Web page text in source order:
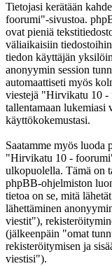
Tietojasi kerätään
foorumi"-sivustoa.
ovat pieniä
väliaikaisiin
tiedon käyttäjän
anonyymin session
automaattiseti myös
viestejä "Hirvikatu 10 -
tallentamaan lukemiasi
käyttökokemustasi.
Saatamme myös luoda
"Hirvikatu 10 -
ulkopuolella. Tämä on
phpBB-ohjelmiston
tietoa on se, mitä
lähettäminen
viestit"),
(jälkeenpäin "omat
rekisteröitymisen ja
viestisi").